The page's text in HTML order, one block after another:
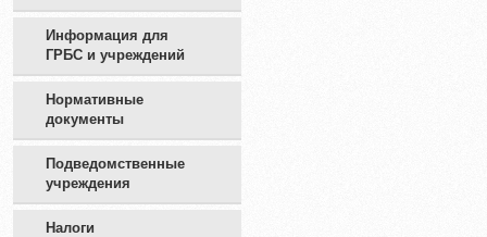
Информация для
ГРБС и учреждений
Нормативные
документы
Подведомственные
учреждения
Налоги